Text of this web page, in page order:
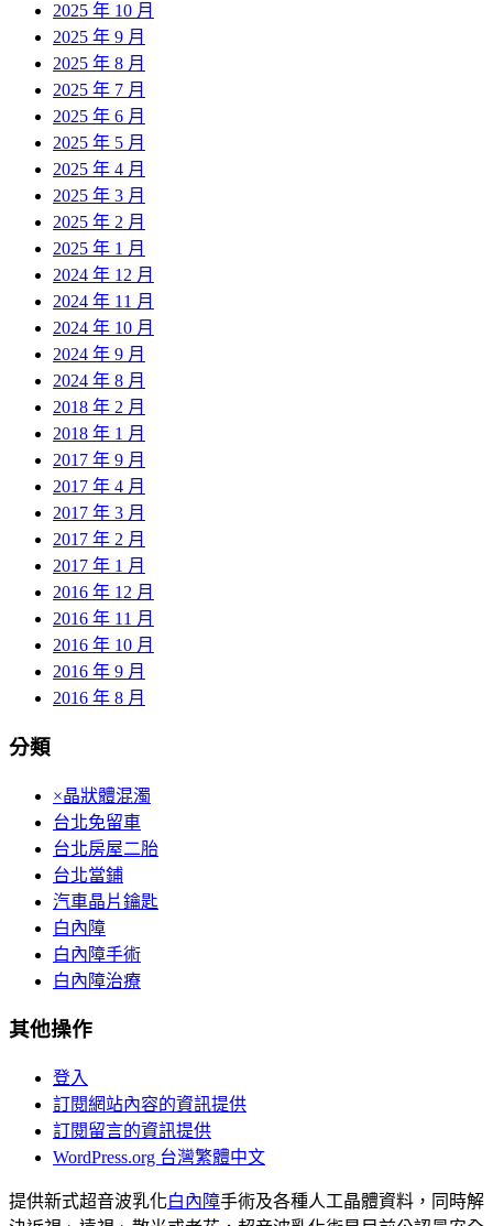
2025 年 10 月
2025 年 9 月
2025 年 8 月
2025 年 7 月
2025 年 6 月
2025 年 5 月
2025 年 4 月
2025 年 3 月
2025 年 2 月
2025 年 1 月
2024 年 12 月
2024 年 11 月
2024 年 10 月
2024 年 9 月
2024 年 8 月
2018 年 2 月
2018 年 1 月
2017 年 9 月
2017 年 4 月
2017 年 3 月
2017 年 2 月
2017 年 1 月
2016 年 12 月
2016 年 11 月
2016 年 10 月
2016 年 9 月
2016 年 8 月
分類
×晶狀體混濁
台北免留車
台北房屋二胎
台北當鋪
汽車晶片鑰匙
白內障
白內障手術
白內障治療
其他操作
登入
訂閱網站內容的資訊提供
訂閱留言的資訊提供
WordPress.org 台灣繁體中文
提供新式超音波乳化白內障手術及各種人工晶體資料，同時解